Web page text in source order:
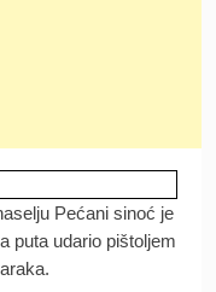
Pećani sinoć je
puta udario pištoljem